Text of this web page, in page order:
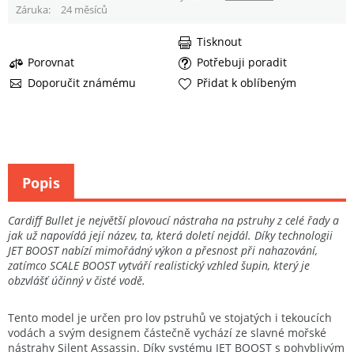
Záruka
24 měsíců
Porovnat
Potřebuji poradit
Doporučit známému
Tisknout
Přidat k oblíbeným
Cardiff Bullet je největší plovoucí nástraha na pstruhy z celé řady a
jak už napovídá její název, ta, která doletí nejdál. Díky technologii
JET BOOST nabízí mimořádný výkon a přesnost při nahazování,
zatímco SCALE BOOST vytváří realistický vzhled šupin, který je
obzvlášť účinný v čisté vodě.
Tento model je určen pro lov pstruhů ve stojatých i tekoucích
vodách a svým designem částečně vychází ze slavné mořské
nástrahy Silent Assassin. Díky systému JET BOOST s pohyblivým
Popis